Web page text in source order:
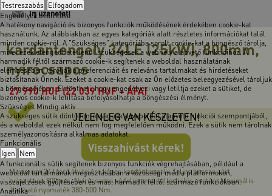
Testreszabás Elfogadom
Engedélyek beállítása
A hatékony navigáció és bizonyos funkciók működésének érdekében cookie-kat
használunk. Az alábbiakban az egyes kategóriák alatt részletes információkat talál
minden cookie-ról. A "Szükséges" kategóriába sorolt cookie-kat a böngésző tárolja,
mivel ezek elengedhetetlenül szükségesek a webhely alapvető funkcióihoz. A
harmadik féltől származó cookie-k segítenek a weboldal használatának
elemzésében, tárolják a preferenciáit és releváns tartalmakat és hirdetéseket
biztosítanak Önnek. Ezeket a cookie-kat csak az Ön előzetes beleegyezésével tároljuk
a böngészőjében. Eldöntheti, hogy engedélyezi vagy letiltja ezeket a sütiket, de
bizonyos cookie-k letiltása befolyásolhatja a böngészési élményt.
Szükséges Mindig aktív
A szükséges sütik döntő fontosságúak a weboldal alapvető funkciói szempontjából,
és a weboldal ezek nélkül nem fog megfelelően működni. Ezek a sütik nem tárolnak
személyazonosításra alkalmas adatokat.
Funkcionális
Igen Nem
A funkcionális sütik segítenek bizonyos funkciók végrehajtásában, például a
weboldal tartalmának megosztásában a közösségi média platformokon,
visszajelzések gyűjtésében és más, harmadik féltől származó funkciókban.
Analitika
Írj üzenetet!
kardántengely 34LE (25kW), 800mm,
nyírócsapos
27 990HUF(22 039 HUF + ÁFA)
JELENLEG VAN KÉSZLETEN!
Visszahívást kérek!
Maximum 34 lóerő átvitelére képes kardántengely. Teljes hossza zárt
helyzetben 800mm. Nyírócsapos védelemmel túlterhelés esetére.Maximális
átadható nyomaték 380-500 Nm.